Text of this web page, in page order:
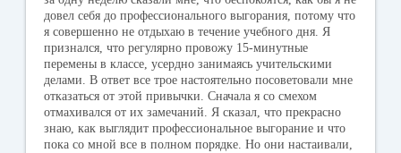
довел себя до профессионального выгорания, потому что
я совершенно не отдыхаю в течение учебного дня. Я
признался, что регулярно провожу 15-минутные
перемены в классе, усердно занимаясь учительскими
делами. В ответ все трое настоятельно посоветовали мне
отказаться от этой привычки. Сначала я со смехом
отмахивался от их замечаний. Я сказал, что прекрасно
знаю, как выглядит профессиональное выгорание и что
пока со мной все в полном порядке. Но они настаивали,